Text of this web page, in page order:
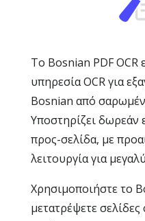
Το Bosnian PDF OCR
υπηρεσία OCR για
Bosnian από
Υποστηρίζει δωρεάν
προς-σελίδα, με
λειτουργία για
Χρησιμοποιήστε το
μετατρέψετε